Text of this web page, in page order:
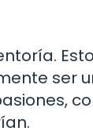
ser